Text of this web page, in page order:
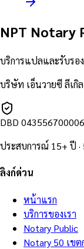
NPT Notary
บริการแปลและรับรอ
บริษัท เอ็นวายซี ลีเกิ
DBD
ประสบการณ์ 15+ ปี ·
ลิงก์ด่วน
หน้าแรก
บริการของเรา
Notary Public
Notary 50 เขต